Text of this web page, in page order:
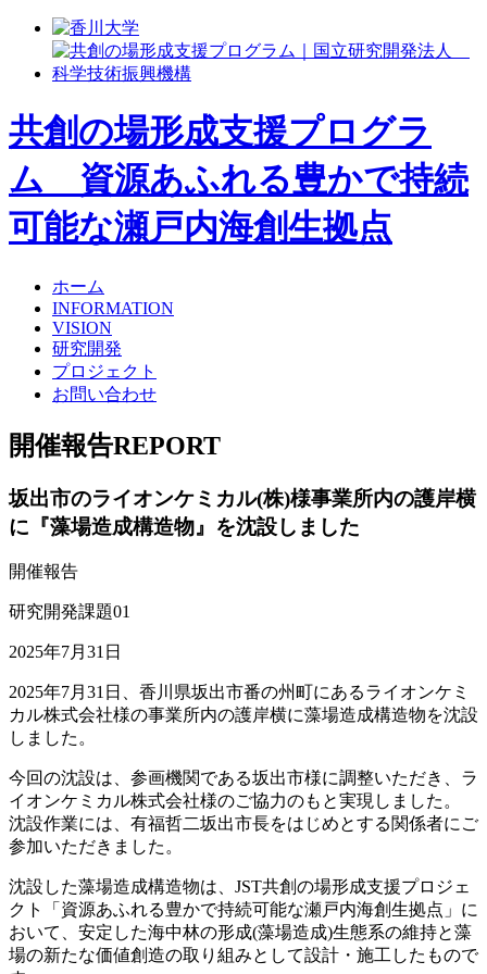
共創の場形成支援プログラ
ム 資源あふれる豊かで持続
可能な瀬戸内海創生拠点
ホーム
INFORMATION
VISION
研究開発
プロジェクト
お問い合わせ
開催報告REPORT
坂出市のライオンケミカル(株)様事業所内の護岸横
に『藻場造成構造物』を沈設しました
開催報告
研究開発課題01
2025年7月31日
2025年7月31日、香川県坂出市番の州町にあるライオンケミ
カル株式会社様の事業所内の護岸横に藻場造成構造物を沈設
しました。
今回の沈設は、参画機関である坂出市様に調整いただき、ラ
イオンケミカル株式会社様のご協力のもと実現しました。
沈設作業には、有福哲二坂出市長をはじめとする関係者にご
参加いただきました。
沈設した藻場造成構造物は、JST共創の場形成支援プロジェ
クト「資源あふれる豊かで持続可能な瀬戸内海創生拠点」に
おいて、安定した海中林の形成(藻場造成)生態系の維持と藻
場の新たな価値創造の取り組みとして設計・施工したもので